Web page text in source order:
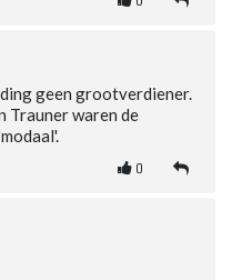
geen grootverdiener.
Trauner waren de
0